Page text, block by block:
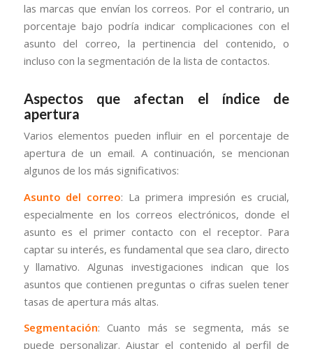
las marcas que envían los correos. Por el contrario, un
porcentaje bajo podría indicar complicaciones con el
asunto del correo, la pertinencia del contenido, o
incluso con la segmentación de la lista de contactos.
Aspectos que afectan el índice de
apertura
Varios elementos pueden influir en el porcentaje de
apertura de un email. A continuación, se mencionan
algunos de los más significativos:
Asunto del correo: La primera impresión es crucial,
especialmente en los correos electrónicos, donde el
asunto es el primer contacto con el receptor. Para
captar su interés, es fundamental que sea claro, directo
y llamativo. Algunas investigaciones indican que los
asuntos que contienen preguntas o cifras suelen tener
tasas de apertura más altas.
Segmentación: Cuanto más se segmenta, más se
puede personalizar. Ajustar el contenido al perfil de